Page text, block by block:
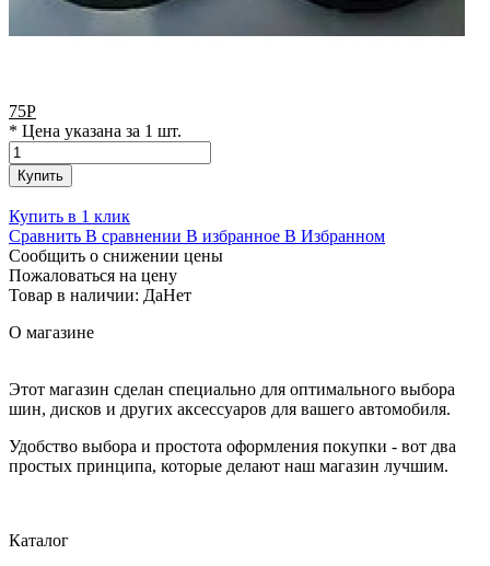
75Р
* Цена указана за 1 шт.
Купить
Купить в 1 клик
Сравнить В сравнении В избранное В Избранном
Сообщить о снижении цены
Пожаловаться на цену
Товар в наличии: ДаНет
О магазине
Этот магазин сделан специально для оптимального выбора
шин, дисков и других аксессуаров для вашего автомобиля.
Удобство выбора и простота оформления покупки - вот два
простых принципа, которые делают наш магазин лучшим.
Каталог